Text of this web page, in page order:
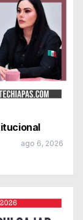
ago 6, 2026